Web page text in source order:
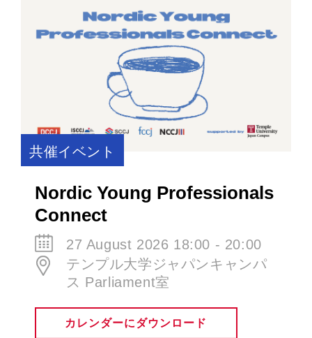
共催イベント
Connect
27 August 2026 18:00 - 20:00
テンプル大学ジャパンキャンパ
ス Parliament室
カレンダーにダウンロード